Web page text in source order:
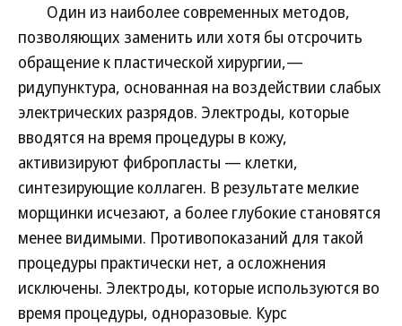
Один из наиболее современных методов,
позволяющих заменить или хотя бы отсрочить
обращение к пластической хирургии,—
ридупунктура, основанная на воздействии слабых
электрических разрядов. Электроды, которые
вводятся на время процедуры в кожу,
активизируют фибропласты — клетки,
синтезирующие коллаген. В результате мелкие
морщинки исчезают, а более глубокие становятся
менее видимыми. Противопоказаний для такой
процедуры практически нет, а осложнения
исключены. Электроды, которые используются во
время процедуры, одноразовые. Курс